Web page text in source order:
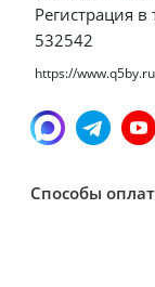
Регистрация
532542
https://www.q5by.ru
Способы